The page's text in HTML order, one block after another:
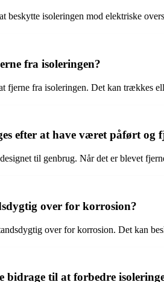
beskytte isoleringen mod elektriske
fra isoleringen?
fjerne fra isoleringen. Det kan trækkes
efter at have været påført og
til genbrug. Når det er blevet
over for korrosion?
over for korrosion. Det kan
bidrage til at forbedre